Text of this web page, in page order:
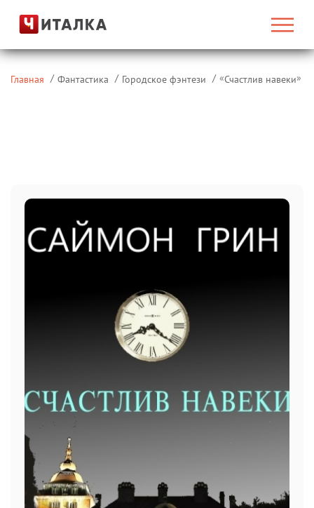
Главная Фантастика Городское фэнтези «Счастлив навеки»